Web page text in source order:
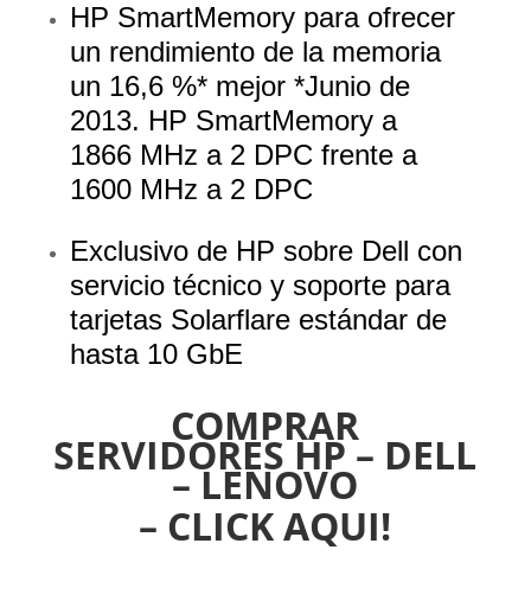
HP SmartMemory para ofrecer
un rendimiento de la memoria
un 16,6 %* mejor *Junio de
2013. HP SmartMemory a
1866 MHz a 2 DPC frente a
1600 MHz a 2 DPC
Exclusivo de HP sobre Dell con
servicio técnico y soporte para
tarjetas Solarflare estándar de
hasta 10 GbE
COMPRAR
SERVIDORES HP – DELL
– LENOVO
– CLICK AQUI!